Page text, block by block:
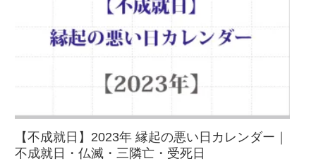
【不成就日】2023年 縁起の悪い日カレンダー｜
不成就日・仏滅・三隣亡・受死日